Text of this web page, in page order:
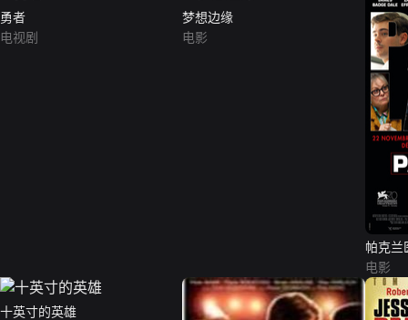
勇者
电视剧
梦想边缘
电影
帕克兰
电影
十英寸的英雄